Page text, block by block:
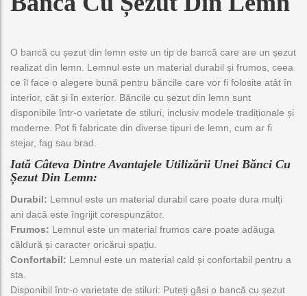
z
c
a
t
e
g
o
r
e
O bancă cu șezut din lemn este un tip de bancă care are un șezut
realizat din lemn. Lemnul este un material durabil și frumos, ceea
ce îl face o alegere bună pentru băncile care vor fi folosite atât în ​​
interior, cât și în exterior. Băncile cu șezut din lemn sunt
disponibile într-o varietate de stiluri, inclusiv modele tradiționale și
moderne. Pot fi fabricate din diverse tipuri de lemn, cum ar fi
stejar, fag sau brad.
Iată Câteva Dintre Avantajele Utilizării Unei Bănci Cu
Șezut Din Lemn:
Durabil: Lemnul este un material durabil care poate dura mulți
ani dacă este îngrijit corespunzător.
Frumos: Lemnul este un material frumos care poate adăuga
căldură și caracter oricărui spațiu.
Confortabil: Lemnul este un material cald și confortabil pentru a
sta.
Disponibil într-o varietate de stiluri: Puteți găsi o bancă cu șezut